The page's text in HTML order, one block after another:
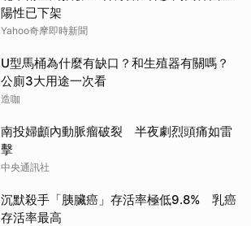
陽性已下架
Yahoo奇摩即時新聞
U型馬桶為什麼有缺口？和生殖器有關嗎？
公廁3大用途一次看
造咖
南投婦顱內動脈瘤破裂 半夜劇烈頭痛如雷
擊
中央通訊社
沉默殺手「胰臟癌」存活率極低9.8% 乳癌
存活率最高